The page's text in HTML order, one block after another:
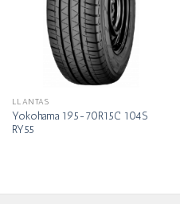
LLANTAS
Yokohama 195-70R15C 104S
RY55